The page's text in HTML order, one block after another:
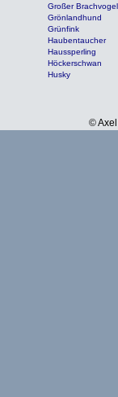
Großer Brachvogel
Grönlandhund
Grünfink
Haubentaucher
Haussperling
Höckerschwan
Husky
©